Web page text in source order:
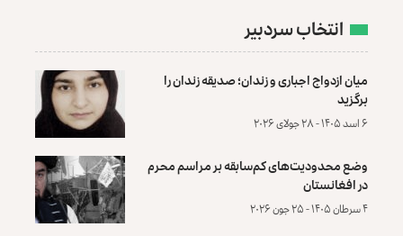
انتخاب سردبیر
میان ازدواج اجباری و زندان؛ صدیقه زندان را
برگزید
۶ اسد ۱۴۰۵ - ۲۸ جولای ۲۰۲۶
وضع محدودیت‌های کم‌سابقه بر مراسم محرم
در افغانستان
۴ سرطان ۱۴۰۵ - ۲۵ جون ۲۰۲۶